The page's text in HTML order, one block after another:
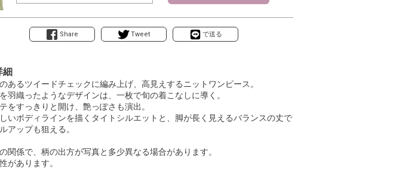
Share Tweet で送る
細
あるツイードチェックに編み上げ、高見えするニットワンピース。
羽織ったようなデザインは、一枚で旬の着こなしに導く。
をすっきりと開け、艶っぽさも演出。
いボディラインを描くタイトシルエットと、脚が長く見えるバランスの丈で
アップも狙える。
関係で、柄の出方が写真と多少異なる場合があります。
があります。